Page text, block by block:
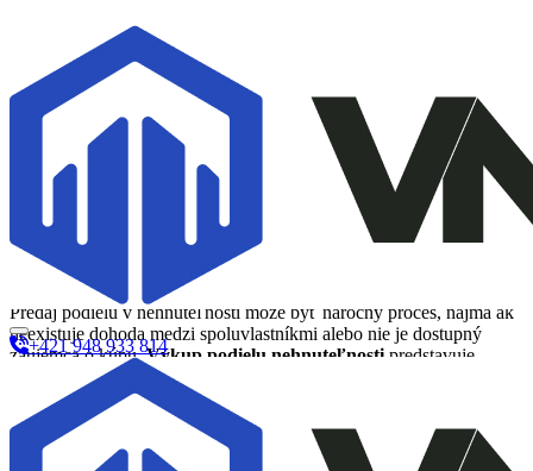
+421 948 933 814
Výkup podielu nehnuteľnosti:
Rýchle riešenie pre
spoluvlastníkov bez zdĺhavých
komplikácií
Prečo sa rozhodnúť pre výkup podielu
nehnuteľnosti
Predaj podielu v nehnuteľnosti môže byť náročný proces, najmä ak
neexistuje dohoda medzi spoluvlastníkmi alebo nie je dostupný
záujemca o kúpu.Výkup podielu nehnuteľnosti predstavuje
efektívne riešenie, ktoré umožňuje rýchly predaj a zároveň eliminuje
dlhodobé vyjednávania či súdne spory. Ak sa rozhodnete pre
podielu nehnuteľnosti, získate okamžité finančné prostriedky bez
toho, aby ste museli čakať na potenciálneho kupca alebo riešiť
zložitú administratívu. Odborné spoločnosti poskytujú profesionálny